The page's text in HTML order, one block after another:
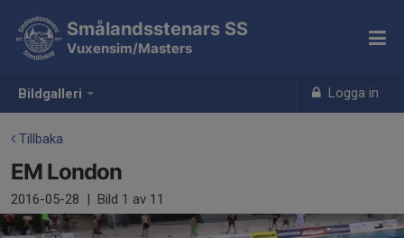
Bildgalleri Logga in
Smålandsstenars SS
Vuxensim/Masters
Tillbaka
EM London
2016-05-28 | Bild 1 av 11